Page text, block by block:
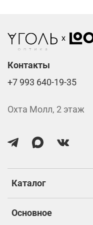
Каталог
Основное
Контакты
+7 993 640-19-35
Охта Молл, 2 этаж